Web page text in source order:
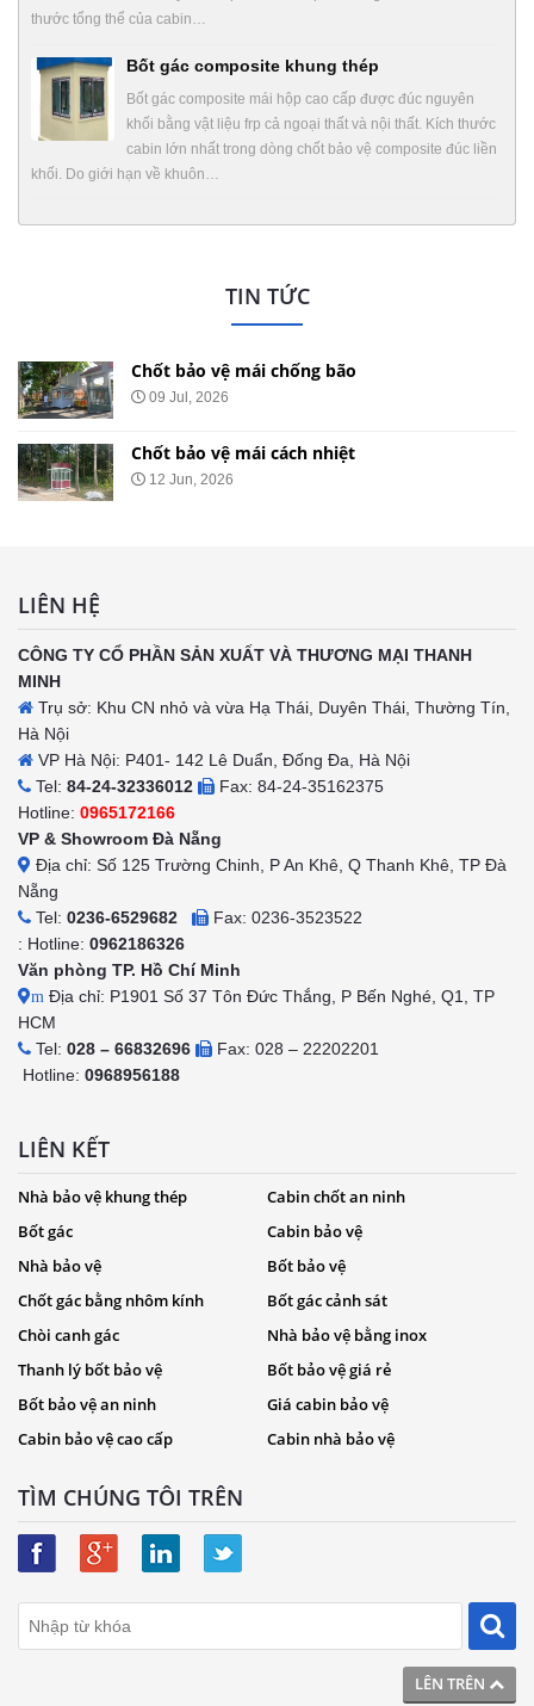
thước tổng thể của cabin…
Bốt gác composite khung thép
Bốt gác composite mái hộp cao cấp được đúc nguyên
khối bằng vật liệu frp cả ngoại thất và nội thất. Kích thước
cabin lớn nhất trong dòng chốt bảo vệ composite đúc liền
khối. Do giới hạn về khuôn…
TIN TỨC
Chốt bảo vệ mái chống bão
09 Jul, 2026
Chốt bảo vệ mái cách nhiệt
12 Jun, 2026
LÊN TRÊN
LIÊN HỆ
CÔNG TY CỔ PHẦN SẢN XUẤT VÀ THƯƠNG MẠI THANH
MINH
Trụ sở: Khu CN nhỏ và vừa Hạ Thái, Duyên Thái, Thường Tín,
Hà Nội
VP Hà Nội: P401- 142 Lê Duẩn, Đống Đa, Hà Nội
Tel: 84-24-32336012
Fax: 84-24-35162375
Hotline: 0965172166
VP & Showroom Đà Nẵng
Địa chỉ: Số 125 Trường Chinh, P An Khê, Q Thanh Khê, TP Đà
Nẵng
Tel: 0236-6529682
Fax: 0236-3523522
: Hotline: 0962186326
Văn phòng TP. Hồ Chí Minh
m Địa chỉ: P1901 Số 37 Tôn Đức Thắng, P Bến Nghé, Q1, TP
HCM
Tel: 028 – 66832696
Fax: 028 – 22202201
Hotline: 0968956188
LIÊN KẾT
Nhà bảo vệ khung thép
Cabin chốt an ninh
Bốt gác
Cabin bảo vệ
Nhà bảo vệ
Bốt bảo vệ
Chốt gác bằng nhôm kính
Bốt gác cảnh sát
Chòi canh gác
Nhà bảo vệ bằng inox
Thanh lý bốt bảo vệ
Bốt bảo vệ giá rẻ
Bốt bảo vệ an ninh
Giá cabin bảo vệ
Cabin bảo vệ cao cấp
Cabin nhà bảo vệ
TÌM CHÚNG TÔI TRÊN